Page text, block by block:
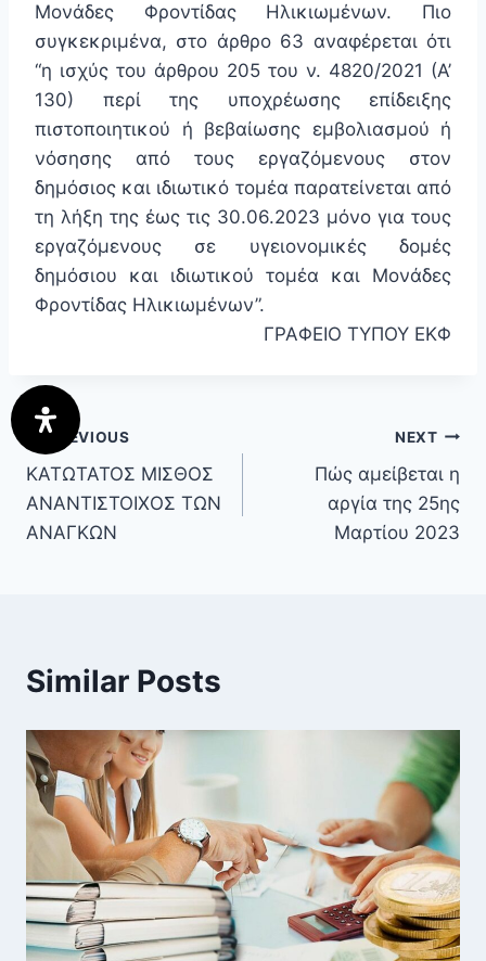
Μονάδες Φροντίδας Ηλικιωμένων. Πιο
συγκεκριμένα, στο άρθρο 63 αναφέρεται ότι
“η ισχύς του άρθρου 205 του ν. 4820/2021 (Α’
130) περί της υποχρέωσης επίδειξης
πιστοποιητικού ή βεβαίωσης εμβολιασμού ή
νόσησης από τους εργαζόμενους στον
δημόσιος και ιδιωτικό τομέα παρατείνεται από
τη λήξη της έως τις 30.06.2023 μόνο για τους
εργαζόμενους σε υγειονομικές δομές
δημόσιου και ιδιωτικού τομέα και Μονάδες
Φροντίδας Ηλικιωμένων”.
ΓΡΑΦΕΙΟ ΤΥΠΟΥ ΕΚΦ
PREVIOUS
ΚΑΤΩΤΑΤΟΣ ΜΙΣΘΟΣ
ΑΝΑΝΤΙΣΤΟΙΧΟΣ ΤΩΝ
ΑΝΑΓΚΩΝ
NEXT
Πώς αμείβεται η
αργία της 25ης
Μαρτίου 2023
Similar Posts